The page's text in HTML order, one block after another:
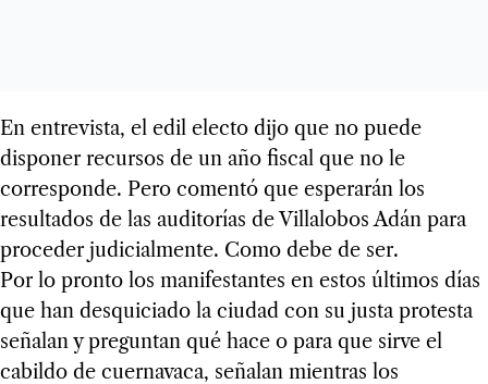
En entrevista, el edil electo dijo que no puede
disponer recursos de un año fiscal que no le
corresponde. Pero comentó que esperarán los
resultados de las auditorías de Villalobos Adán para
proceder judicialmente. Como debe de ser.
Por lo pronto los manifestantes en estos últimos días
que han desquiciado la ciudad con su justa protesta
señalan y preguntan qué hace o para que sirve el
cabildo de cuernavaca, señalan mientras los